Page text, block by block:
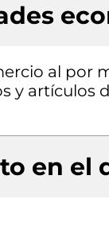
al por
y artículos
en el